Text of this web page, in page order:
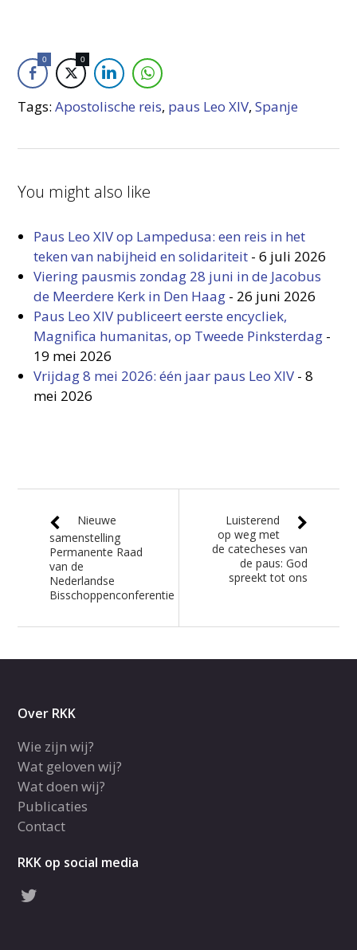
0 0
Tags:Apostolische reis, paus Leo XIV,Spanje
You might also like
Paus Leo XIV op Lampedusa: een reis in het
teken van nabijheid en solidariteit -6 juli 2026
Viering pausmis zondag 28 juni in de Jacobus
de Meerdere Kerk in Den Haag - 26 juni 2026
Paus Leo XIV publiceert eerste encycliek,
Magnifica humanitas, op Tweede Pinksterdag -
19 mei 2026
Vrijdag 8 mei 2026: één jaar paus Leo XIV -8
mei 2026
Nieuwe
samenstelling
Permanente Raad
van de
Nederlandse
Bisschoppenconferentie
Luisterend
op weg met
de catecheses van
de paus: God
spreekt tot ons
Over RKK
Wie zijn wij?
Wat geloven wij?
Wat doen wij?
Publicaties
Contact
RKK op social media